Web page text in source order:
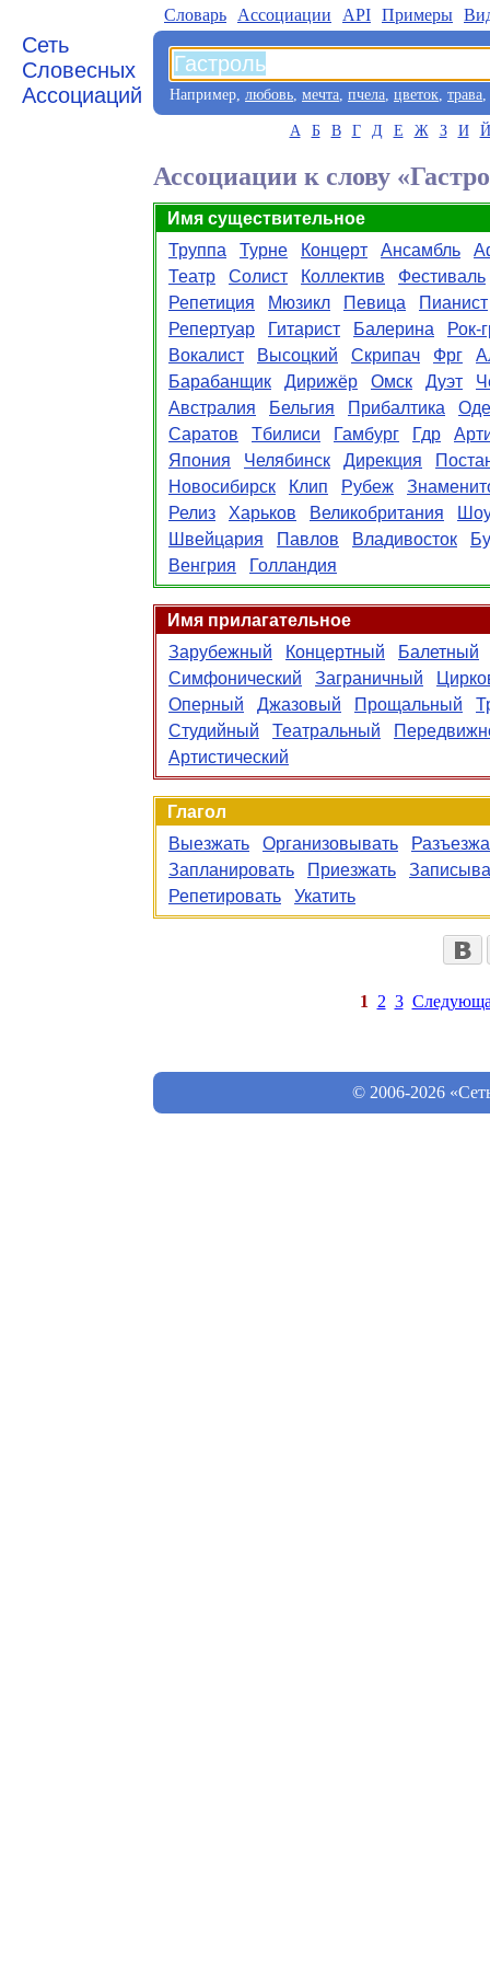
Сеть
Словесных
Ассоциаций
Словарь Aссоциации API Примеры
Например, любовь, мечта, пчела, цветок, трава,
А Б В Г Д Е Ж З И Й
Ассоциации к слову
Имя существительное
Труппа
Турне Концерт Ансамбль
Театр
Солист Коллектив
Фестиваль
Репетиция
Мюзикл Певица
Пианист
Репертуар
Гитарист Балерина
Рок-
Вокалист
Высоцкий Скрипач Фрг
Барабанщик
Дирижёр Омск Дуэт
Австралия
Бельгия Прибалтика
Саратов
Тбилиси Гамбург Гдр
Япония
Челябинск Дирекция
Новосибирск
Клип Рубеж
Релиз
Харьков Великобритания
Швейцария
Павлов Владивосток
Венгрия
Голландия
Имя прилагательное
Зарубежный
Концертный
Балетный
Симфонический
Заграничный
Оперный
Джазовый Прощальный
Студийный
Театральный
Артистический
Глагол
Выезжать
Организовывать
Запланировать
Приезжать
Репетировать
Укатить
1 2 3
© 2006-2026